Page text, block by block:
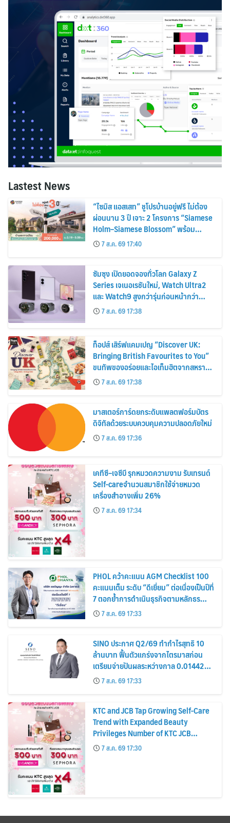
Lastest News
“ไซมิส แอสเสท” ชูโปรบ้านอยู่ฟรี ไม่ต้อง
ผ่อนนาน 3 ปี เจาะ 2 โครงการ “Siamese
Holm–Siamese Blossom” พร้อม
ส่วนลดและสิทธิพิเศษถึง 31 สิงหาคม
2569
7 ส.ค. 69 17:40
ซัมซุง เปิดยอดจองทั่วโลก Galaxy Z
Series เจเนอเรชันใหม่, Watch Ultra2
และ Watch9 สูงกว่ารุ่นก่อนหน้ากว่า
30%7 ส.ค. 69 17:38
ท็อปส์ เสิร์ฟแคมเปญ “Discover UK:
Bringing British Favourites to You”
ขนทัพของอร่อยและไอเท็มฮิตจากสหราช
อาณาจักร ส่งตรงถึงมือตั้งแต่วันนี้ – 18
สิงหาคมนี้
7 ส.ค. 69 17:38
มาสเตอร์การ์ดยกระดับแพลตฟอร์มบัตร
ดิจิทัลด้วยระบบควบคุมความปลอดภัยใหม่
7 ส.ค. 69 17:36
เคทีซี–เจซีบี รุกหมวดความงาม รับเทรนด์
Self-careจำนวนสมาชิกใช้จ่ายหมวด
เครื่องสำอางเพิ่ม 26%
7 ส.ค. 69 17:34
PHOL คว้าคะแนน AGM Checklist 100
คะแนนเต็ม ระดับ “ดีเยี่ยม” ต่อเนื่องเป็นปีที่
7 ตอกย้ำการดำเนินธุรกิจตามหลักธร
รมาภิบาล โปร่งใส สร้างความเชื่อมั่นผู้ถือ
หุ้น
7 ส.ค. 69 17:33
SINO ประกาศ Q2/69 ทำกำไรสุทธิ 10
ล้านบาท ฟื้นตัวแกร่งจากไตรมาสก่อน
เตรียมจ่ายปันผลระหว่างกาล 0.014423
บาทต่อหุ้น ครึ่งปีหลังมุ่งเติบโตต่อเนื่อง
7 ส.ค. 69 17:33
KTC and JCB Tap Growing Self-Care
Trend with Expanded Beauty
Privileges Number of KTC JCB
Cardmembers Spending on
Cosmetics Rises 26%
7 ส.ค. 69 17:30